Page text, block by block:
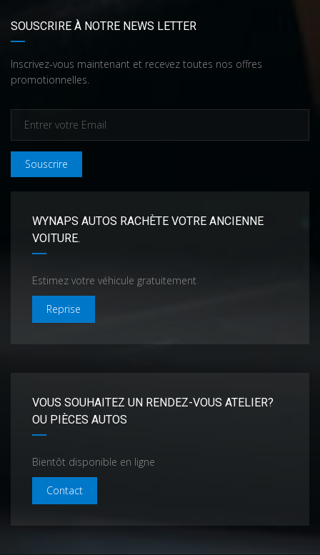
SOUSCRIRE À NOTRE NEWS LETTER
Inscrivez-vous maintenant et recevez toutes nos offres
promotionnelles.
Souscrire
WYNAPS AUTOS RACHÈTE VOTRE ANCIENNE
VOITURE.
Estimez votre véhicule gratuitement
Reprise
VOUS SOUHAITEZ UN RENDEZ-VOUS ATELIER?
OU PIÈCES AUTOS
Bientôt disponible en ligne
Contact